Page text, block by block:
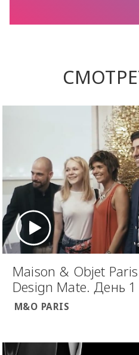
Maison & Objet
Design Mate. День 1
M&O PARIS